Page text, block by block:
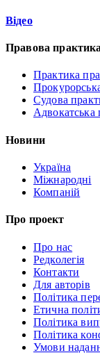
Відео
Правова практика
Практика
Судова
Адвокатська
Новини
Україна
Міжнародні
Компаній
Про проект
Про нас
Редколегія
Контакти
Для авторів
Політика
Етична
Політика
Політика
Умови